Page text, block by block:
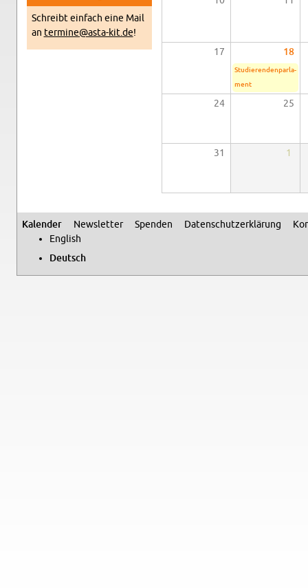
Schreibt ein­fach eine Mail
an termine@​asta-​kit.​de!
17 18
Stu­die­ren­den­par­la­
ment
24 25
31 1
Se­kun­där­me­nü
Ka­len­der News­let­ter Spen­den Da­ten­schutz­er­klä­rung
Eng­lish
Deutsch